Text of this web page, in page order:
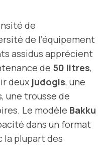
de
de l’équipement
assidus apprécient
de 50 litres,
deux judogis, une
une trousse de
Le modèle Bakku
dans un format
la plupart des